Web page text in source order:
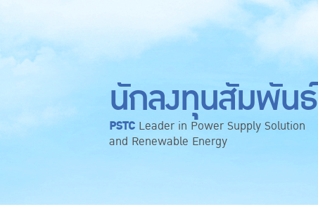
นักลงทุนสัมพันธ์
PSTCLeader in Power Supply Solution
and Renewable Energy